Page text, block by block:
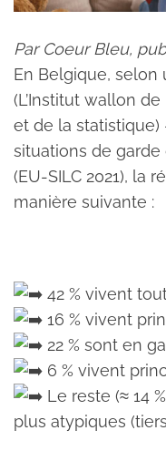
Par Coeur Bleu,
En Belgique, selon
(L’Institut wallon
et de la statistique)
situations de garde
(EU-SILC 2021), la
manière suivante :
42 % vivent
16 % vivent
22 % sont en
6 % vivent
Le reste (≈ 14
plus atypiques